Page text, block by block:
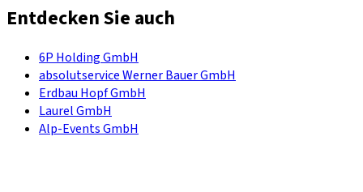
Entdecken Sie auch
6P Holding GmbH
absolutservice Werner Bauer GmbH
Erdbau Hopf GmbH
Laurel GmbH
Alp-Events GmbH